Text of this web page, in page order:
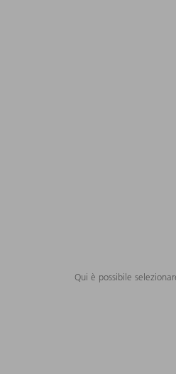
Qui è possibile